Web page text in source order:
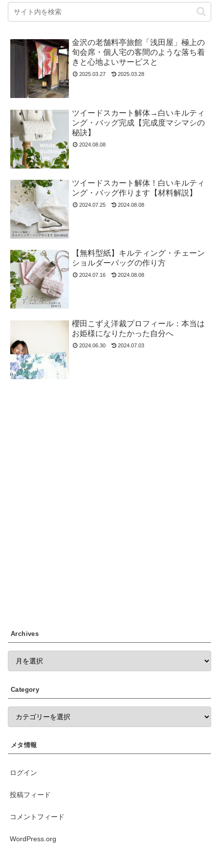
金沢の老舗料亭旅館「浅田屋」極上の
旬会席・個人宅の客間のような落ち着
きと心地よいサービスと
2025.03.27 2025.03.28
ツイードスカート解体→白いキルティ
ング・バッグ完成【完成度マシマシの
秘訣】
2024.08.08
ツイードスカート解体！白いキルティ
ング・バッグ作ります【材料解説】
2024.07.25 2024.08.08
【無料型紙】キルティング・チェーン
ショルダーバッグの作り方
2024.07.16 2024.08.08
櫻田こずえ洋裁プロフィール：本当は
お姫様になりたかった自分へ
2024.06.30 2024.07.03
Archives
Category
メタ情報
ログイン
投稿フィード
コメントフィード
WordPress.org